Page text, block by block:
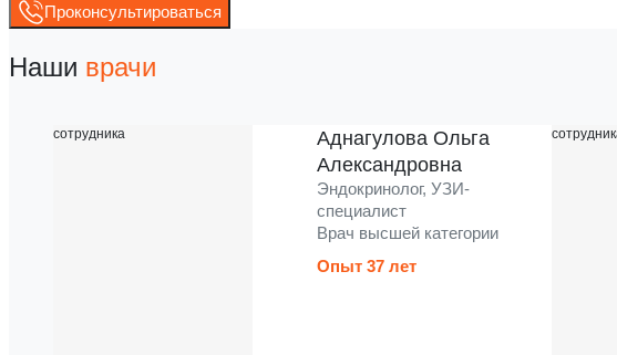
Проконсультироваться
Наши врачи
Аднагулова Ольга
Александровна
Эндокринолог, УЗИ-
специалист
Врач высшей категории
Опыт 37 лет